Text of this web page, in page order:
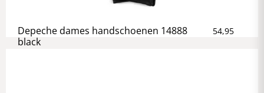
Depeche dames handschoenen 14888
black
54,95